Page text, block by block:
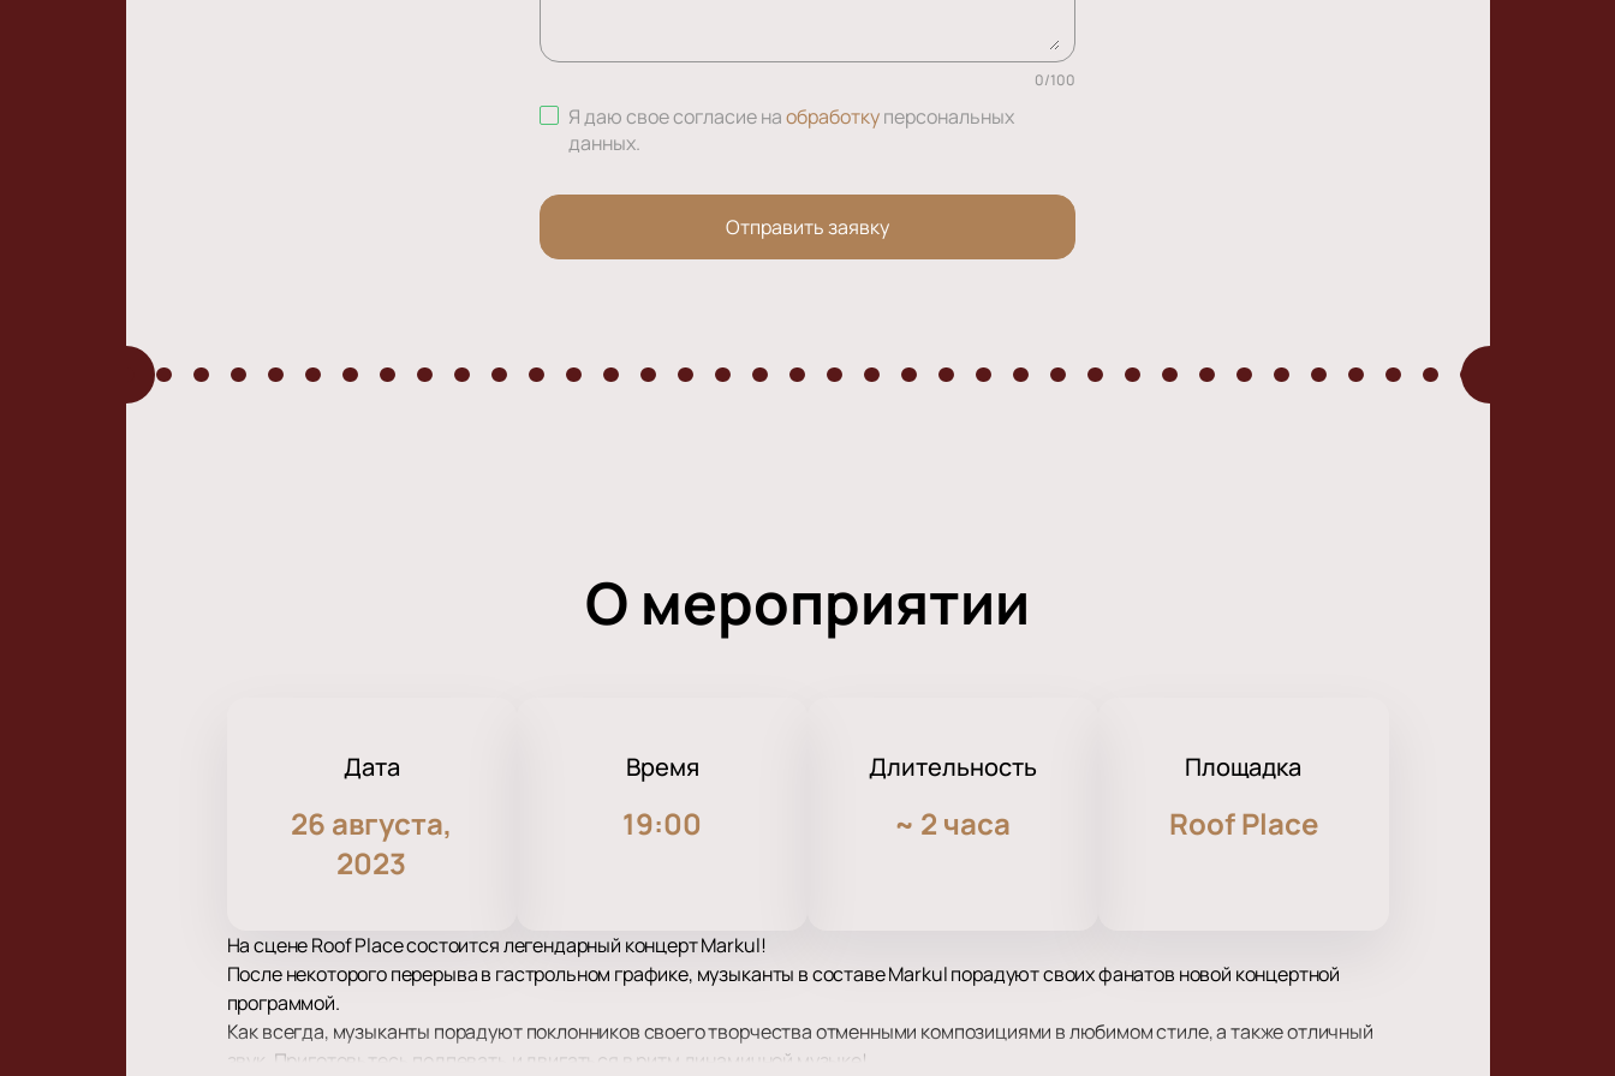
0/100
Я даю свое согласие наобработкуперсональных
данных.
Отправить заявку
О мероприятии
Дата
26 августа,
2023
Время
19:00
Длительность
~ 2 часа
Площадка
Roof Place
На сцене Roof Place состоится легендарный концерт Markul!
После некоторого перерыва в гастрольном графике, музыканты в составе Markul порадуют своих фанатов новой концертной
программой.
Как всегда, музыканты порадуют поклонников своего творчества отменными композициями в любимом стиле, а также отличный
звук. Приготовьтесь подпевать и двигаться в ритм динамичной музыке!